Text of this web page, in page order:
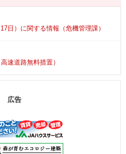
日）に関する情報（危機管理課）
速道路無料措置）
広告